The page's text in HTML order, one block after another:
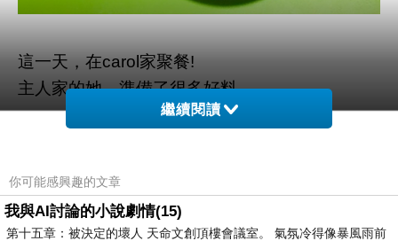
這一天，在carol家聚餐!
主人家的她，準備了很多好料。
繼續閱讀
你可能感興趣的文章
我與AI討論的小說劇情(15)
第十五章：被決定的壞人 天命文創頂樓會議室。 氣氛冷得像暴風雨前